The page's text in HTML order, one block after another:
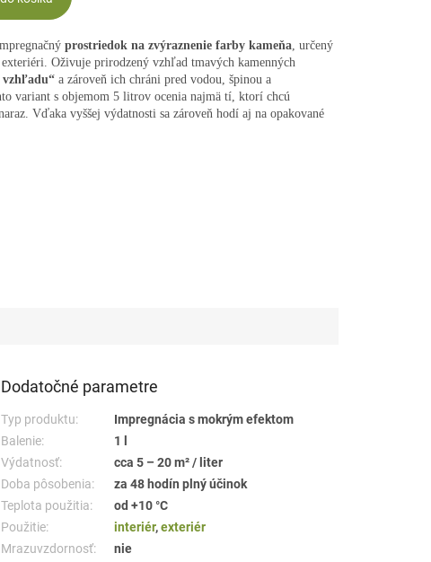
prostriedok na zvýraznenie farby kameňa, určený
Oživuje prirodzený vzhľad tmavých kamenných
vzhľadu“ a zároveň ich chráni pred vodou, špinou a
variant s objemom 5 litrov ocenia najmä tí, ktorí chcú
Vďaka vyššej výdatnosti sa zároveň hodí aj na opakované
Dodatočné parametre
Typ produktu:
Impregnácia s mokrým efektom
Balenie:
1 l
Výdatnosť:
cca 5 – 20 m² / liter
Doba pôsobenia:
za 48 hodín plný účinok
Teplota použitia:
od +10 °C
Použitie:
interiér,exteriér
Mrazuvzdornosť:
nie